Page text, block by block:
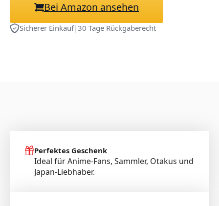
Bei Amazon ansehen
Sicherer Einkauf|30 Tage Rückgaberecht
Perfektes Geschenk
Ideal für Anime-Fans, Sammler, Otakus und
Japan-Liebhaber.